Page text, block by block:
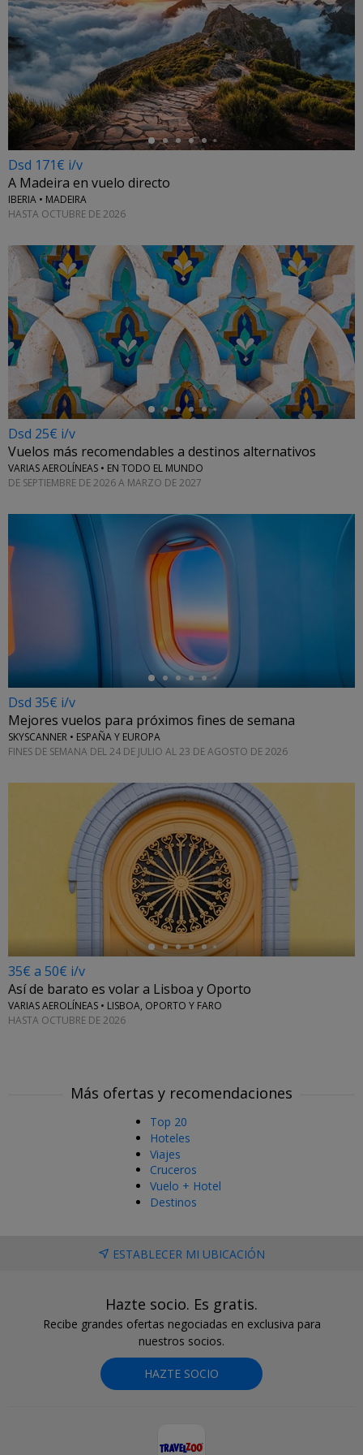
←
Dsd 171€ i/v
A Madeira en vuelo directo
IBERIA • MADEIRA
HASTA OCTUBRE DE 2026
←
Dsd 25€ i/v
Vuelos más recomendables a destinos alternativos
VARIAS AEROLÍNEAS • EN TODO EL MUNDO
DE SEPTIEMBRE DE 2026 A MARZO DE 2027
Dsd 35€ i/v
Mejores vuelos para próximos fines de semana
SKYSCANNER • ESPAÑA Y EUROPA
FINES DE SEMANA DEL 24 DE JULIO AL 23 DE AGOSTO DE 2026
35€ a 50€ i/v
Así de barato es volar a Lisboa y Oporto
VARIAS AEROLÍNEAS • LISBOA, OPORTO Y FARO
HASTA OCTUBRE DE 2026
Más ofertas y recomendaciones
Top 20
Hoteles
Viajes
Cruceros
Vuelo + Hotel
Destinos
ESTABLECER MI UBICACIÓN
Hazte socio. Es gratis.
Recibe grandes ofertas negociadas en exclusiva para
nuestros socios.
HAZTE SOCIO